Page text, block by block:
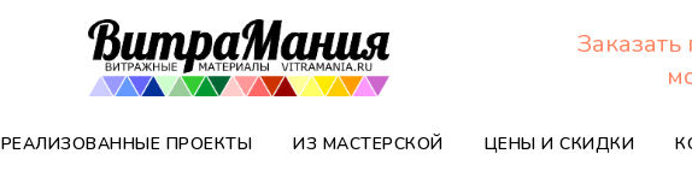
РЕАЛИЗОВАННЫЕ ПРОЕКТЫ ИЗ МАСТЕРСКОЙ ЦЕНЫ И СКИДКИ